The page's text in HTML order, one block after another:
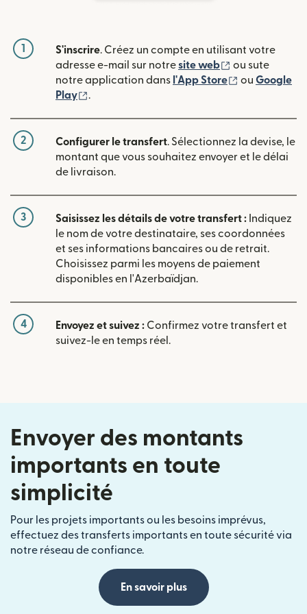
1 S'inscrire. Créez un compte en utilisant votre
adresse e-mail sur notresite web (s'ouvre dans
ou sute
notre application dans l'App Store (s'ouvre
ou Google
Play
.
2 Configurer le transfert. Sélectionnez la devise, le
montant que vous souhaitez envoyer et le délai
de livraison.
3 Saisissez les détails de votre transfert : Indiquez
le nom de votre destinataire, ses coordonnées
et ses informations bancaires ou de retrait.
Choisissez parmi les moyens de paiement
disponibles en l'Azerbaïdjan.
4 Envoyez et suivez : Confirmez votre transfert et
suivez-le en temps réel.
Envoyer des montants
importants en toute
simplicité
Pour les projets importants ou les besoins imprévus,
effectuez des transferts importants en toute sécurité via
notre réseau de confiance.
En savoir plus